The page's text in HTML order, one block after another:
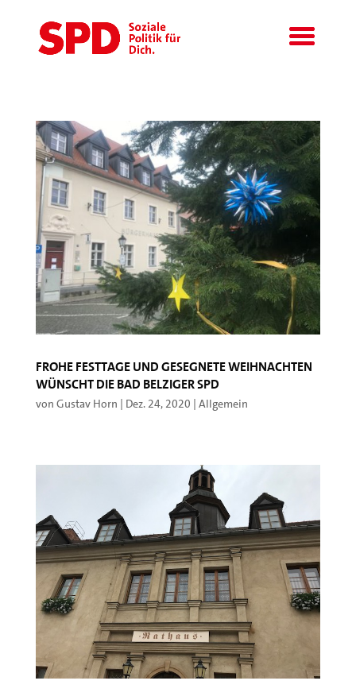
Frohe Festtage und gesegnete Weihnachten
wünscht die Bad Belziger SPD
von Gustav Horn | Dez. 24, 2020 | Allgemein